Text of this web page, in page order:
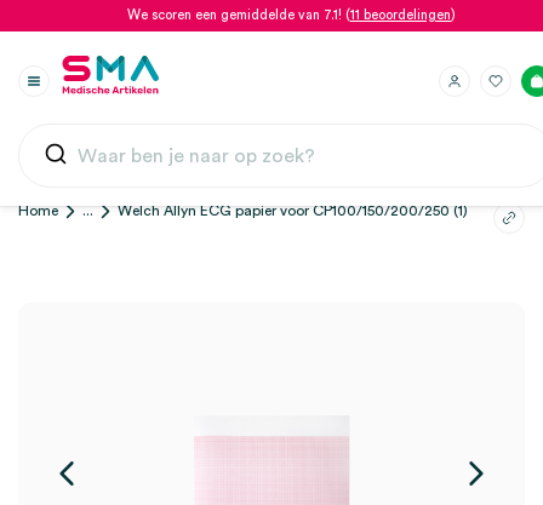
We scoren een gemiddelde van 7.1! (11 beoordelingen)
Home ... Welch Allyn ECG papier voor CP100/150/200/250 (1)